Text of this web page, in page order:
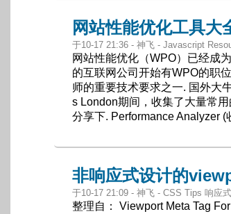
网站性能优化工具大
于10-17 21:36 - 神飞 - Javascript
网站性能优化（WPO）已经成
的互联网公司开始有WPO的职
师的重要技术要求之一. 国外大
s London期间，收集了大量常
分享下. Performance Analyzer (
非响应式设计的
于10-17 21:09 - 神飞 - CSS Tips 响应
整理自： Viewport Meta Tag